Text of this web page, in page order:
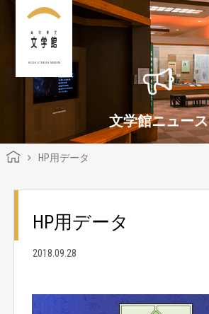
KOCHI LITERARY MUSEUM
文学館ニュース
HP用データ
HP用データ
2018.09.28